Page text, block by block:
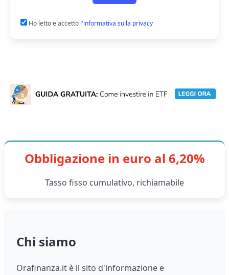
Ho letto e accetto l'informativa sulla privacy
Obbligazione in euro al 6,20%
Tasso fisso cumulativo, richiamabile
Chi siamo
Orafinanza.it è il sito d'informazione e